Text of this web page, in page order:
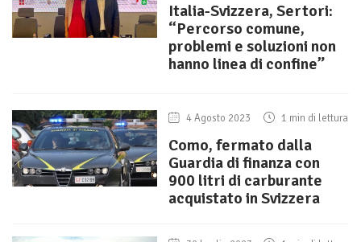
Italia-Svizzera, Sertori:
“Percorso comune,
problemi e soluzioni non
hanno linea di confine”
4 Agosto 2023 1 min di lettura
Como, fermato dalla
Guardia di finanza con
900 litri di carburante
acquistato in Svizzera